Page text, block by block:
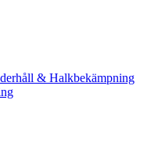
& Halkbekämpning